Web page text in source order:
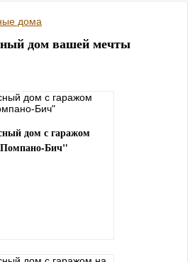
дом вашей мечты
дом с гаражом
Бич"